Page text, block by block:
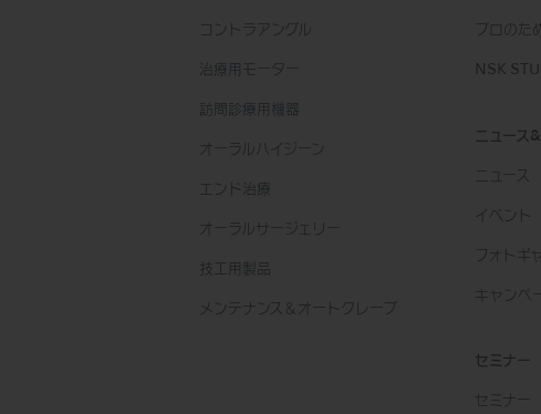
コントラアングル
治療用モーター
訪問診療用機器
オーラルハイジーン
エンド治療
オーラルサージェリー
技工用製品
メンテナンス＆オートクレーブ
プロのた
NSK
ニュース
ニュース
イベント
フォトギ
キャンペ
セミナー
セミナー